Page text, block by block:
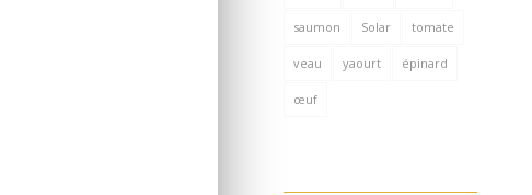
saumon Solar tomate
veau yaourt épinard
œuf